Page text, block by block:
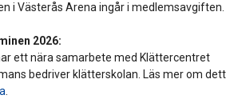
i Västerås Arena ingår i medlemsavgiften.
2026:
ett nära samarbete med Klättercentret
bedriver klätterskolan. Läs mer om
.